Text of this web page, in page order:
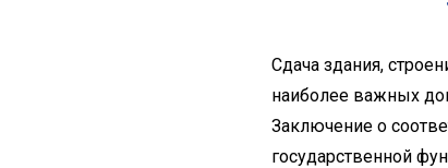
Сдача здания,
наиболее важных
Заключение о
государственной